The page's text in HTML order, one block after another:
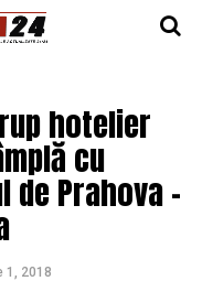
hotelier
cu
Prahova –
1, 2018